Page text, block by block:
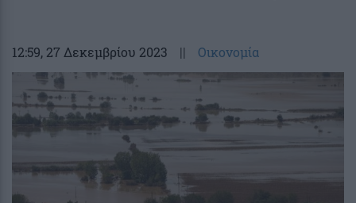
12:59, 27 Δεκεμβρίου 2023 || Οικονομία